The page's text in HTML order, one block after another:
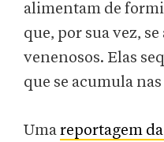
alimentam de
que, por sua vez,
venenosos. Elas
que se acumula
Umareportagem da